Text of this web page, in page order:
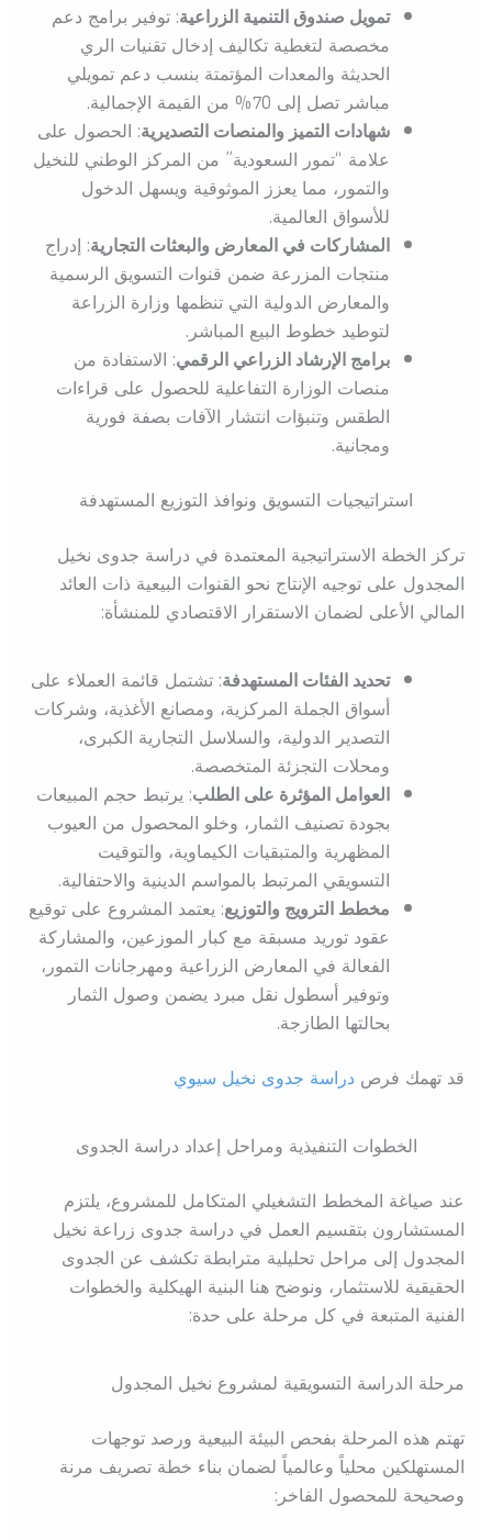
تمويل صندوق التنمية الزراعية: توفير برامج دعم
مخصصة لتغطية تكاليف إدخال تقنيات الري
الحديثة والمعدات المؤتمتة بنسب دعم تمويلي
مباشر تصل إلى 70% من القيمة الإجمالية.
شهادات التميز والمنصات التصديرية: الحصول على
علامة “تمور السعودية” من المركز الوطني للنخيل
والتمور، مما يعزز الموثوقية ويسهل الدخول
للأسواق العالمية.
المشاركات في المعارض والبعثات التجارية: إدراج
منتجات المزرعة ضمن قنوات التسويق الرسمية
والمعارض الدولية التي تنظمها وزارة الزراعة
لتوطيد خطوط البيع المباشر.
برامج الإرشاد الزراعي الرقمي: الاستفادة من
منصات الوزارة التفاعلية للحصول على قراءات
الطقس وتنبؤات انتشار الآفات بصفة فورية
ومجانية.
استراتيجيات التسويق ونوافذ التوزيع المستهدفة
تركز الخطة الاستراتيجية المعتمدة في دراسة جدوى نخيل
المجدول على توجيه الإنتاج نحو القنوات البيعية ذات العائد
المالي الأعلى لضمان الاستقرار الاقتصادي للمنشأة:
تحديد الفئات المستهدفة: تشتمل قائمة العملاء على
أسواق الجملة المركزية، ومصانع الأغذية، وشركات
التصدير الدولية، والسلاسل التجارية الكبرى،
ومحلات التجزئة المتخصصة.
العوامل المؤثرة على الطلب: يرتبط حجم المبيعات
بجودة تصنيف الثمار، وخلو المحصول من العيوب
المظهرية والمتبقيات الكيماوية، والتوقيت
التسويقي المرتبط بالمواسم الدينية والاحتفالية.
مخطط الترويج والتوزيع: يعتمد المشروع على توقيع
عقود توريد مسبقة مع كبار الموزعين، والمشاركة
الفعالة في المعارض الزراعية ومهرجانات التمور،
وتوفير أسطول نقل مبرد يضمن وصول الثمار
بحالتها الطازجة.
قد تهمك فرص دراسة جدوى نخيل سيوي
الخطوات التنفيذية ومراحل إعداد دراسة الجدوى
عند صياغة المخطط التشغيلي المتكامل للمشروع، يلتزم
المستشارون بتقسيم العمل في دراسة جدوى زراعة نخيل
المجدول إلى مراحل تحليلية مترابطة تكشف عن الجدوى
الحقيقية للاستثمار، ونوضح هنا البنية الهيكلية والخطوات
الفنية المتبعة في كل مرحلة على حدة:
مرحلة الدراسة التسويقية لمشروع نخيل المجدول
تهتم هذه المرحلة بفحص البيئة البيعية ورصد توجهات
المستهلكين محلياً وعالمياً لضمان بناء خطة تصريف مرنة
وصحيحة للمحصول الفاخر: